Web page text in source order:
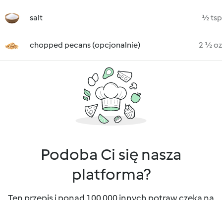
salt ½ tsp
chopped pecans (opcjonalnie) 2 ½ oz
Podoba Ci się nasza
platforma?